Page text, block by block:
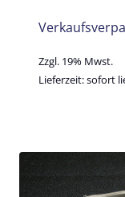
Zzgl. 19% Mwst.
Lieferzeit: sofort